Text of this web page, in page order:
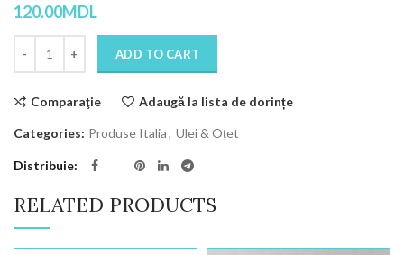
120.00MDL
ADD TO CART
Comparaţie Adaugă la lista de dorințe
Categories: Produse Italia, Ulei & Oțet
Distribuie
RELATED PRODUCTS